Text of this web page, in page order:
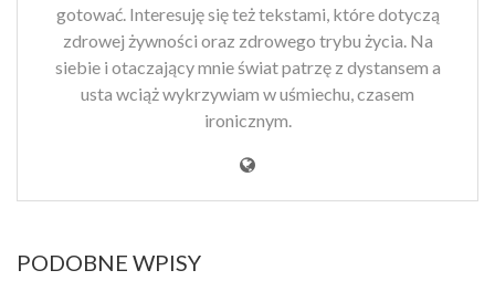
gotować. Interesuję się też tekstami, które dotyczą
zdrowej żywności oraz zdrowego trybu życia. Na
siebie i otaczający mnie świat patrzę z dystansem a
usta wciąż wykrzywiam w uśmiechu, czasem
ironicznym.
PODOBNE WPISY